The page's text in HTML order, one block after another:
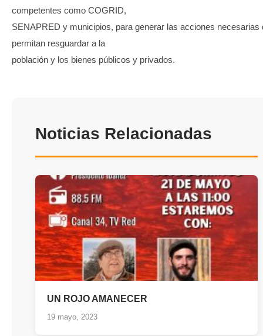
competentes como COGRID,
SENAPRED y municipios, para generar las acciones necesarias
permitan resguardar a la
población y los bienes públicos y privados.
Noticias Relacionadas
UN ROJO AMANECER
19 mayo, 2023